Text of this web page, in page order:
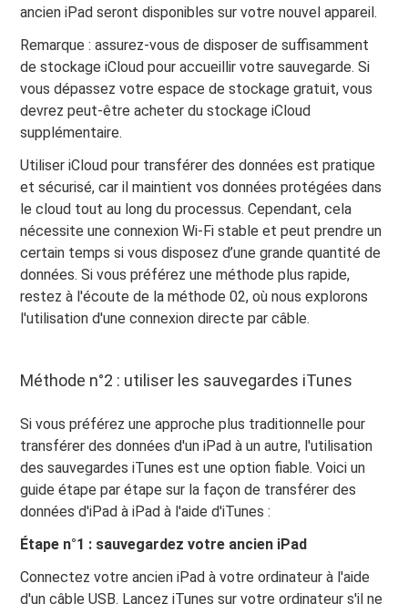
ancien iPad seront disponibles sur votre nouvel appareil.
Remarque : assurez-vous de disposer de suffisamment
de stockage iCloud pour accueillir votre sauvegarde. Si
vous dépassez votre espace de stockage gratuit, vous
devrez peut-être acheter du stockage iCloud
supplémentaire.
Utiliser iCloud pour transférer des données est pratique
et sécurisé, car il maintient vos données protégées dans
le cloud tout au long du processus. Cependant, cela
nécessite une connexion Wi-Fi stable et peut prendre un
certain temps si vous disposez d’une grande quantité de
données. Si vous préférez une méthode plus rapide,
restez à l'écoute de la méthode 02, où nous explorons
l'utilisation d'une connexion directe par câble.
Méthode n°2 : utiliser les sauvegardes iTunes
Si vous préférez une approche plus traditionnelle pour
transférer des données d'un iPad à un autre, l'utilisation
des sauvegardes iTunes est une option fiable. Voici un
guide étape par étape sur la façon de transférer des
données d'iPad à iPad à l'aide d'iTunes :
Étape n°1 : sauvegardez votre ancien iPad
Connectez votre ancien iPad à votre ordinateur à l'aide
d'un câble USB. Lancez iTunes sur votre ordinateur s'il ne